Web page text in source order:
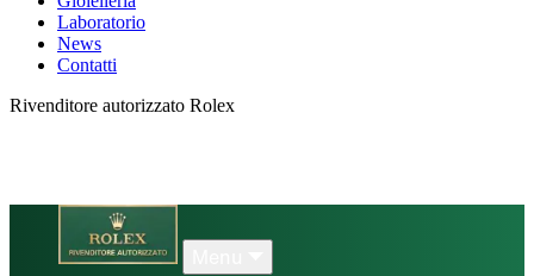
Laboratorio
News
Contatti
Rivenditore autorizzato Rolex